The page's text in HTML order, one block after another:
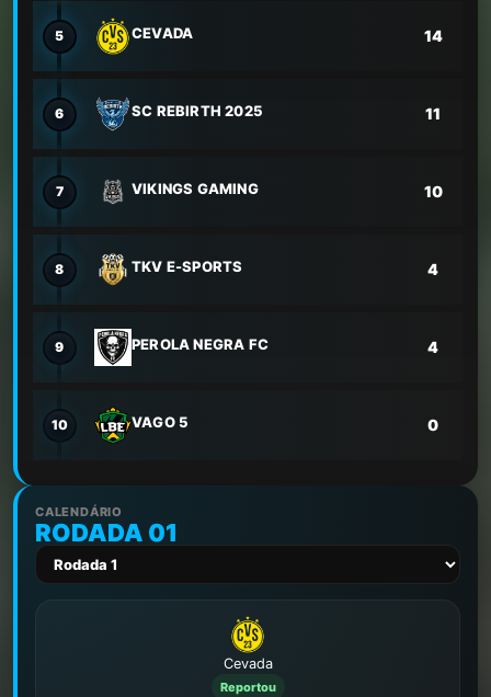
5 CEVADA 14
6 SC REBIRTH 2025 11
7 VIKINGS GAMING 10
8 TKV E-SPORTS 4
9 PEROLA NEGRA FC 4
10 VAGO 5 0
CALENDÁRIO
RODADA 01
Cevada
Reportou